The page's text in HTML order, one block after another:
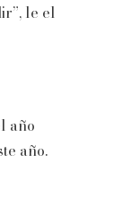
le el
año
año.